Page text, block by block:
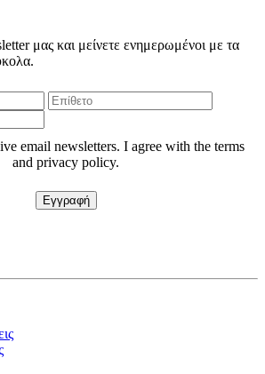
μας και μείνετε ενημερωμένοι με τα
email newsletters. I agree with the terms
and privacy policy.